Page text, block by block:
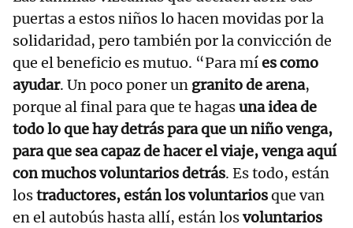
puertas a estos niños lo hacen movidas por la
solidaridad, pero también por la convicción de
que el beneficio es mutuo. “Para míes como
ayudar. Un poco poner un granito de arena,
porque al final para que te hagasuna idea de
todo lo que hay detrás para que un niño venga,
para que sea capaz de hacer el viaje, venga aquí
con muchos voluntarios detrás. Es todo, están
lostraductores, están los voluntariosque van
en el autobús hasta allí, están losvoluntarios